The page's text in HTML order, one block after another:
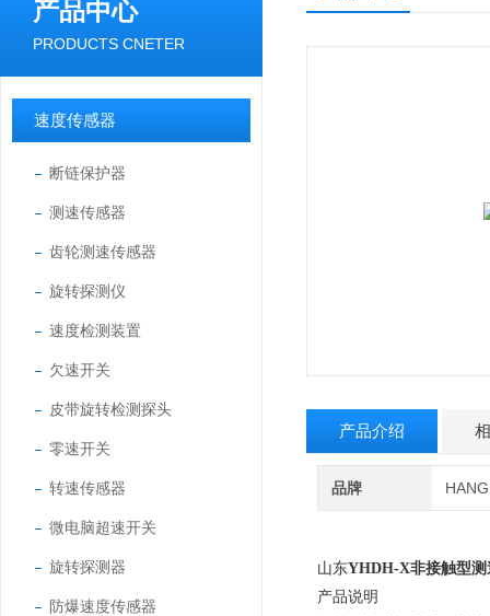
产品中心
PRODUCTS CNETER
速度传感器
断链保护器
测速传感器
齿轮测速传感器
旋转探测仪
速度检测装置
欠速开关
皮带旋转检测探头
零速开关
转速传感器
微电脑超速开关
旋转探测器
防爆速度传感器
产品介绍
品牌
山东YHDH-X非接触型测
产品说明